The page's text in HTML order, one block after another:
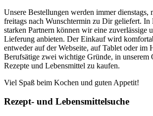
Unsere Bestellungen werden immer dienstags,
freitags nach Wunschtermin zu Dir geliefert.
starken Partnern können wir eine zuverlässige
Lieferung anbieten. Der Einkauf wird
entweder auf der Webseite, auf Tablet oder im
Berufsätige zwei wichtige Gründe, in unserem
Rezepte und Lebensmittel zu kaufen.
Viel Spaß beim Kochen und guten Appetit!
Rezept- und Lebensmittelsuche